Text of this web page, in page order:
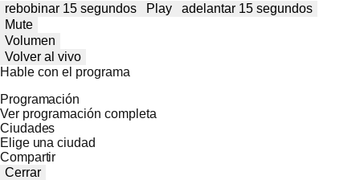
rebobinar 15 segundos
Play
adelantar 15 segundos
Mute
Volumen
Volver al vivo
Hable con el programa
Programación
Ver programación completa
Ciudades
Elige una ciudad
Compartir
Cerrar